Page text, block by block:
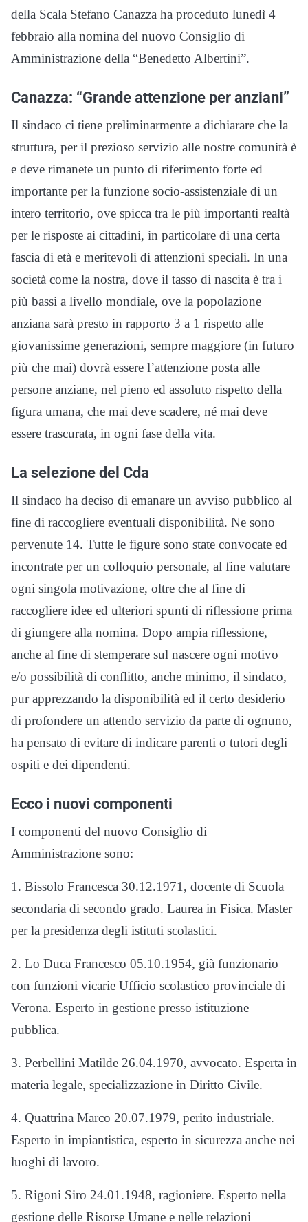
della Scala Stefano Canazza ha proceduto lunedì 4
febbraio alla nomina del nuovo Consiglio di
Amministrazione della “Benedetto Albertini”.
Canazza: “Grande attenzione per anziani”
Il sindaco ci tiene preliminarmente a dichiarare che la
struttura, per il prezioso servizio alle nostre comunità è
e deve rimanete un punto di riferimento forte ed
importante per la funzione socio-assistenziale di un
intero territorio, ove spicca tra le più importanti realtà
per le risposte ai cittadini, in particolare di una certa
fascia di età e meritevoli di attenzioni speciali. In una
società come la nostra, dove il tasso di nascita è tra i
più bassi a livello mondiale, ove la popolazione
anziana sarà presto in rapporto 3 a 1 rispetto alle
giovanissime generazioni, sempre maggiore (in futuro
più che mai) dovrà essere l’attenzione posta alle
persone anziane, nel pieno ed assoluto rispetto della
figura umana, che mai deve scadere, né mai deve
essere trascurata, in ogni fase della vita.
La selezione del Cda
Il sindaco ha deciso di emanare un avviso pubblico al
fine di raccogliere eventuali disponibilità. Ne sono
pervenute 14. Tutte le figure sono state convocate ed
incontrate per un colloquio personale, al fine valutare
ogni singola motivazione, oltre che al fine di
raccogliere idee ed ulteriori spunti di riflessione prima
di giungere alla nomina. Dopo ampia riflessione,
anche al fine di stemperare sul nascere ogni motivo
e/o possibilità di conflitto, anche minimo, il sindaco,
pur apprezzando la disponibilità ed il certo desiderio
di profondere un attendo servizio da parte di ognuno,
ha pensato di evitare di indicare parenti o tutori degli
ospiti e dei dipendenti.
Ecco i nuovi componenti
I componenti del nuovo Consiglio di
Amministrazione sono:
1. Bissolo Francesca 30.12.1971, docente di Scuola
secondaria di secondo grado. Laurea in Fisica. Master
per la presidenza degli istituti scolastici.
2. Lo Duca Francesco 05.10.1954, già funzionario
con funzioni vicarie Ufficio scolastico provinciale di
Verona. Esperto in gestione presso istituzione
pubblica.
3. Perbellini Matilde 26.04.1970, avvocato. Esperta in
materia legale, specializzazione in Diritto Civile.
4. Quattrina Marco 20.07.1979, perito industriale.
Esperto in impiantistica, esperto in sicurezza anche nei
luoghi di lavoro.
5. Rigoni Siro 24.01.1948, ragioniere. Esperto nella
gestione delle Risorse Umane e nelle relazioni